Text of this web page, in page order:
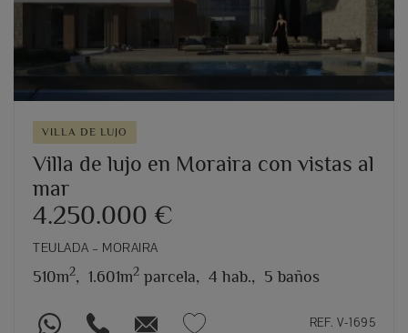
VILLA DE LUJO
Villa de lujo en Moraira con vistas al
mar
4.250.000 €
TEULADA – MORAIRA
510m2, 1.601m2 parcela, 4 hab., 5 baños
REF. V-1695